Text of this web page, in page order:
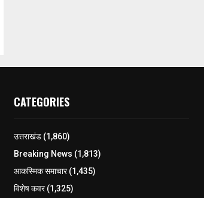
CATEGORIES
उत्तराखंड(1,860)
Breaking News (1,813)
आकस्मिक समाचार(1,435)
विशेष कवर(1,325)